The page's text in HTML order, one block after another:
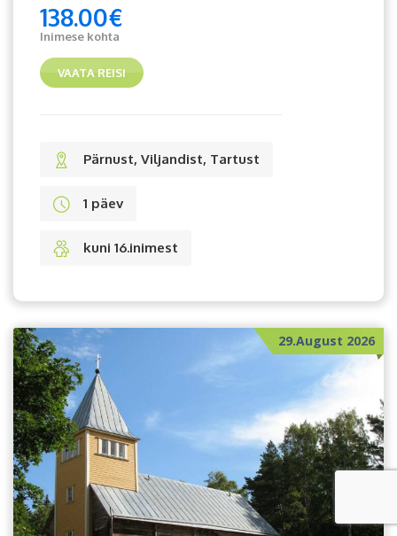
138.00€
Inimese kohta
VAATA REISI
Pärnust, Viljandist, Tartust
1 päev
kuni 16.inimest
29.August 2026